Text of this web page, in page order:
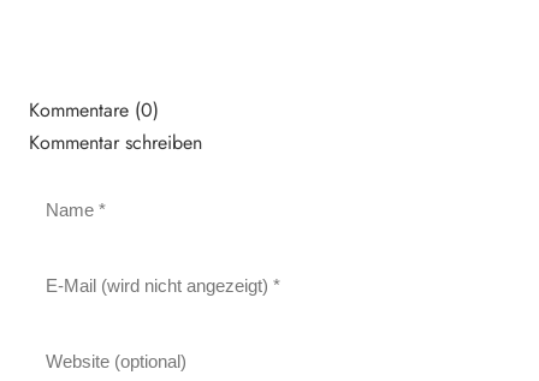
Kommentare (0)
Kommentar schreiben